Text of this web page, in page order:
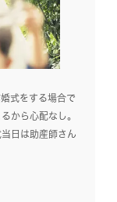
式をする場合で
から心配なし。
日は助産師さん